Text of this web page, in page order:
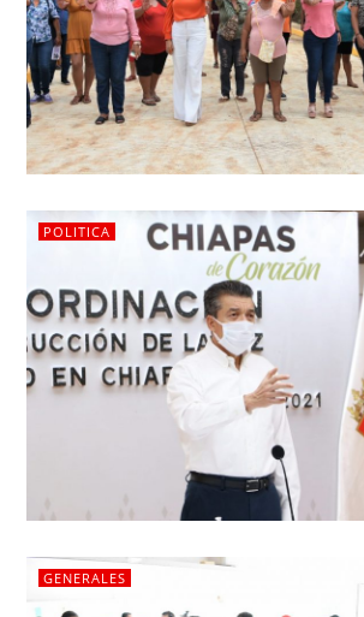
POLITICA
GENERALES